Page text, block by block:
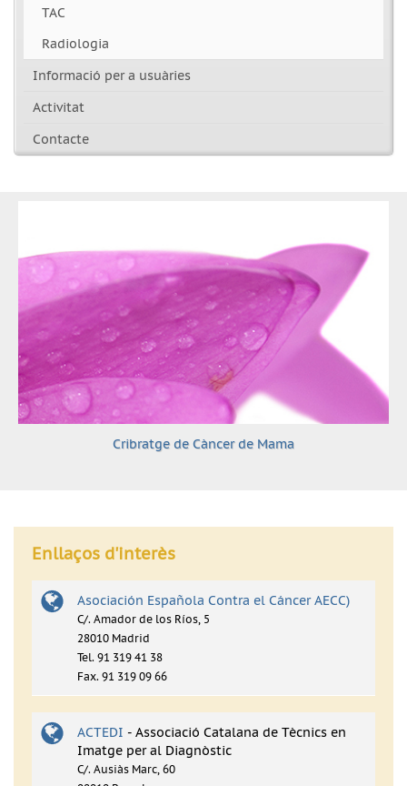
TAC
Radiologia
Informació per a usuàries
Activitat
Contacte
Cribratge de Càncer de Mama
Enllaços d'interès
Asociación Española Contra el Cáncer AECC)
C/. Amador de los Ríos, 5
28010 Madrid
Tel. 91 319 41 38
Fax. 91 319 09 66
ACTEDI - Associació Catalana de Tècnics en
Imatge per al Diagnòstic
C/. Ausiàs Marc, 60